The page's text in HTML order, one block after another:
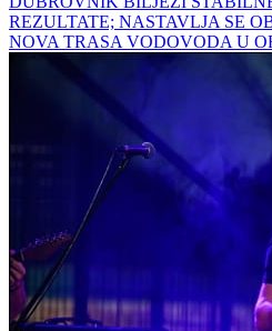
REZULTATE; NASTAVLJA SE
NOVA TRASA VODOVODA U